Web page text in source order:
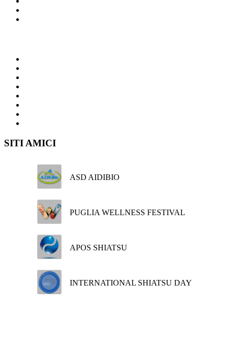
SITI AMICI
ASD AIDIBIO
PUGLIA WELLNESS FESTIVAL
APOS SHIATSU
INTERNATIONAL SHIATSU DAY